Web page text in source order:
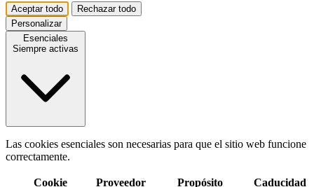
Aceptar todo
Rechazar todo
Personalizar
Esenciales
Siempre activas
Las cookies esenciales son necesarias para que el sitio web funcione
correctamente.
Cookie Proveedor Propósito Caducidad